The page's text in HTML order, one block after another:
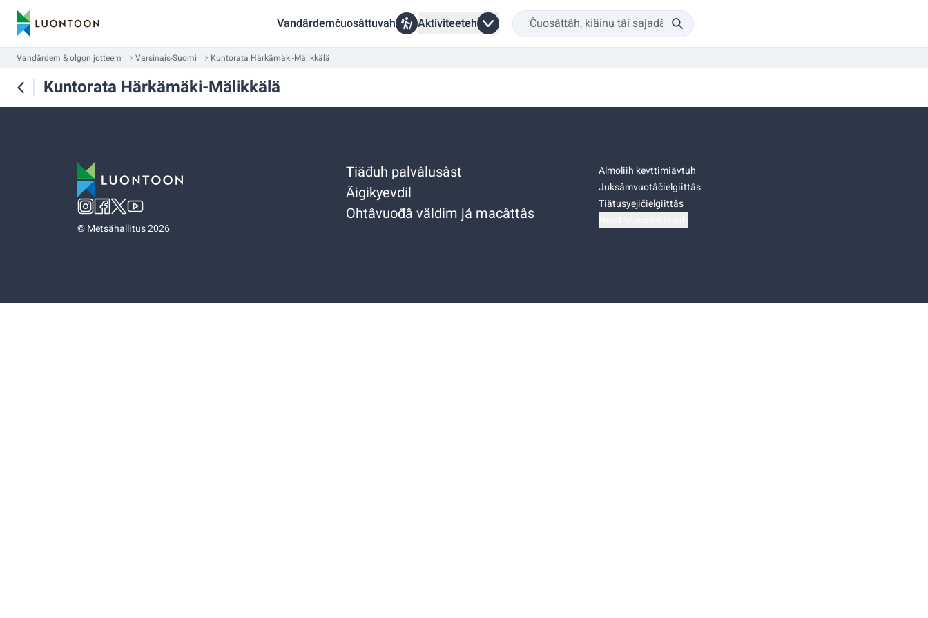
Vandârdemčuosâttuvah Aktiviteeteh
Vandârdem & olgon jotteem Varsinais-Suomi Kuntorata Härkämäki-Mälikkälä
Kuntorata Härkämäki-Mälikkälä
©Metsähallitus 2026
Tiäđuh palvâlusâst
Äigikyevdil
Ohtâvuođâ väldim já macâttâs
Almoliih kevttimiävtuh
Juksâmvuotâčielgiittâs
Tiätusyejičielgiittâs